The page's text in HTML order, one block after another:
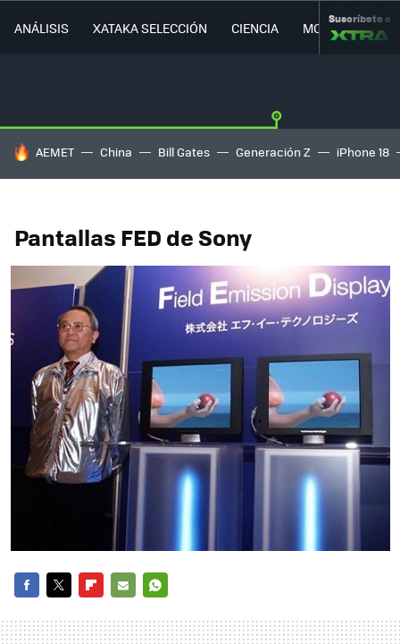
ANÁLISIS XATAKA SELECCIÓN CIENCIA MOVILIDAD
Suscríbete a
HOY SE HABLA DE
AEMET China Bill Gates Generación Z iPhone 18
Pantallas FED de Sony
MAIL